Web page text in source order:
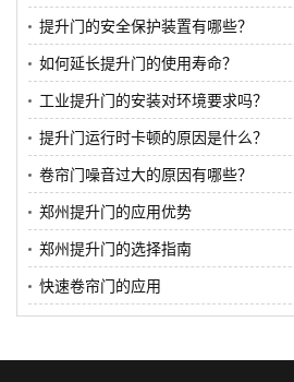
提升门的安全保护装置有哪些？
如何延长提升门的使用寿命？
工业提升门的安装对环境要求吗？
提升门运行时卡顿的原因是什么？
卷帘门噪音过大的原因有哪些？
郑州提升门的应用优势
郑州提升门的选择指南
快速卷帘门的应用